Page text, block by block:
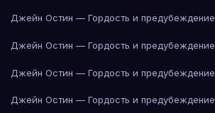
Джейн Остин — Гордость и предубеждение
Джейн Остин — Гордость и предубеждение
Джейн Остин — Гордость и предубеждение
Джейн Остин — Гордость и предубеждение